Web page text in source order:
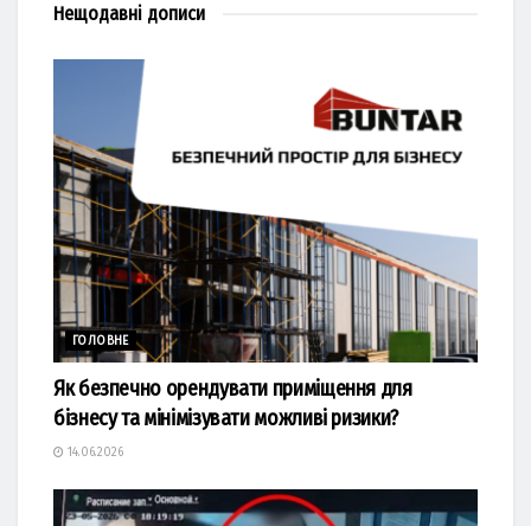
Нещодавні дописи
ГОЛОВНЕ
Як безпечно орендувати приміщення для
бізнесу та мінімізувати можливі ризики?
14.06.2026